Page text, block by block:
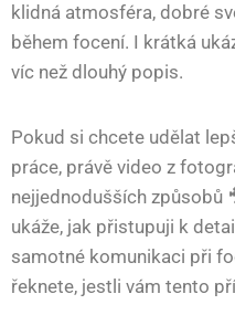
klidná atmosféra, dobré
během focení. I krátká
víc než dlouhý popis.
Pokud si chcete udělat
práce, právě video z
nejjednodušších způsobů
ukáže, jak přistupuji k
samotné komunikaci při
řeknete, jestli vám tento